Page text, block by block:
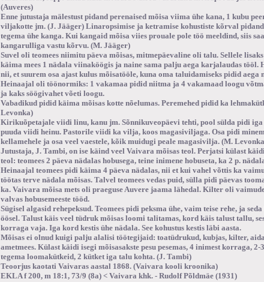
(Auveres)
Enne jutustaja mälestust pidand perenaised mõisa viima ühe kana, 1 kubu
viljakotte jm. (J. Jääger) Linaropsimise ja ketramise kohustiste kõrval
tegema ühe kanga. Kui kangaid mõisa viies prouale pole töö meeldind, siis
kangarulliga vastu kõrvu. (M. Jääger)
Suvel oli teomees niimitu päeva mõisas, mitmepäevaline oli talu. Sellele
käima mees 1 nädala viinaköögis ja naine sama palju aega karjalaudas
nii, et suurem osa ajast kulus mõisatööle, kuna oma taluidamiseks pidid aega
Heinaajal oli töönormiks: 1 vakamaa pidid niitma ja 4 vakamaad loogu
ja kaks söögivahet võeti loogu.
Vabadikud pidid käima mõisas kotte nõelumas. Peremehed pidid ka
Levonka)
Kirikuõpetajale viidi linu, kanu jm. Sõnnikuveopäevi tehti, pool sülda pidi
puuda viidi heinu. Pastorile viidi ka vilja, koos magasiviljaga. Osa pidi
kellamehele ja osa veel vaestele, kõik muidugi peale magasivilja. (M.
Jutustaja, J. Tambi, on ise käind veel Vaivara mõisas teol. Perjatsi külast
teol: teomees 2 päeva nädalas hobusega, teine inimene hobuseta, ka 2 p.
Heinaajal teomees pidi käima 4 päeva nädalas, nii et kui vahel võttis ka
töötas terve nädala mõisas. Talvel teomees vedas puid, sülla pidi päevas
ka. Vaivara mõisa mets oli praeguse Auvere jaama lähedal. Kilter oli
valvas hobusemeeste tööd.
Sügisel algasid rehepeksud. Teomees pidi peksma ühe, vaim teise rehe, ja
öösel. Talust käis veel tüdruk mõisas loomi talitamas, kord käis talust tallu,
korraga vaja. Iga kord kestis ühe nädala. See kohustus kestis läbi aasta.
Mõisas ei olnud kuigi palju alalisi töötegijaid: toatüdrukud, kubjas, kilter,
ametmees. Külast käidi isegi mõisasakste pesu pesemas, 4 inimest korraga,
tegema loomakütkeid, 2 kütket iga talu kohta. (J. Tambi)
Teoorjus kaotati Vaivaras aastal 1868. (Vaivara kooli kroonika)
EKLA f 200, m 18:1, 73/9 (8a) < Vaivara khk. - Rudolf Põldmäe (1931)